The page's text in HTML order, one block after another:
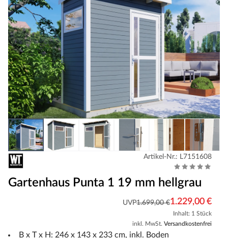
Artikel-Nr.: L7151608
Gartenhaus Punta 1 19 mm hellgrau
UVP1.699,00 €1.229,00 €
Inhalt: 1 Stück
inkl. MwSt. Versandkostenfrei
B x T x H: 246 x 143 x 233 cm, inkl. Boden